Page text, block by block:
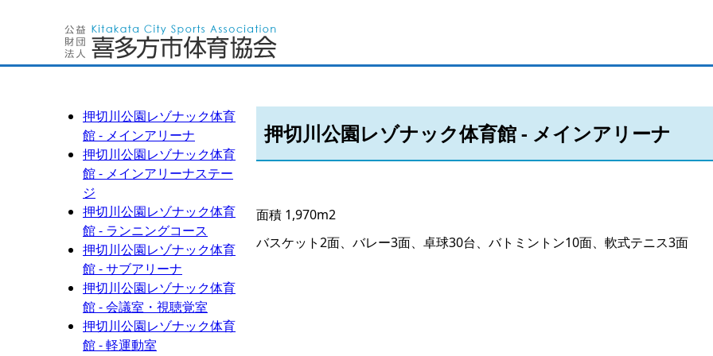
押切川公園レゾナック体育館 - メインアリーナ
面積 1,970m2
バスケット2面、バレー3面、卓球30台、バトミントン10面、軟式テニス3面
押切川公園レゾナック体育
館 - メインアリーナ
押切川公園レゾナック体育
館 - メインアリーナステー
ジ
押切川公園レゾナック体育
館 - ランニングコース
押切川公園レゾナック体育
館 - サブアリーナ
押切川公園レゾナック体育
館 - 会議室・視聴覚室
押切川公園レゾナック体育
館 - 軽運動室